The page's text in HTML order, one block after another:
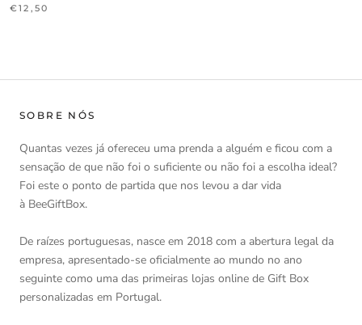
€12,50
SOBRE NÓS
Quantas vezes já ofereceu uma prenda a alguém e ficou com a
sensação de que não foi o suficiente ou não foi a escolha ideal?
Foi este o ponto de partida que nos levou a dar vida
à BeeGiftBox.
De raízes portuguesas, nasce em 2018 com a abertura legal da
empresa, apresentado-se oficialmente ao mundo no ano
seguinte como uma das primeiras lojas online de Gift Box
personalizadas em Portugal.